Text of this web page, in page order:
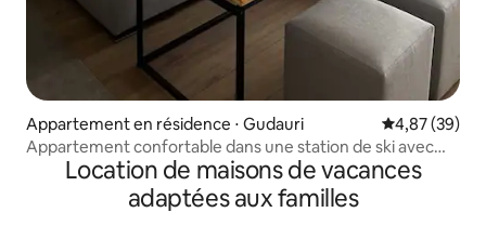
Appartement en résidence ⋅ Gudauri Évaluation
4,87 (39)
Appartement confortable dans une station de ski avec
vue sur la montagne
Location de maisons de vacances
adaptées aux familles